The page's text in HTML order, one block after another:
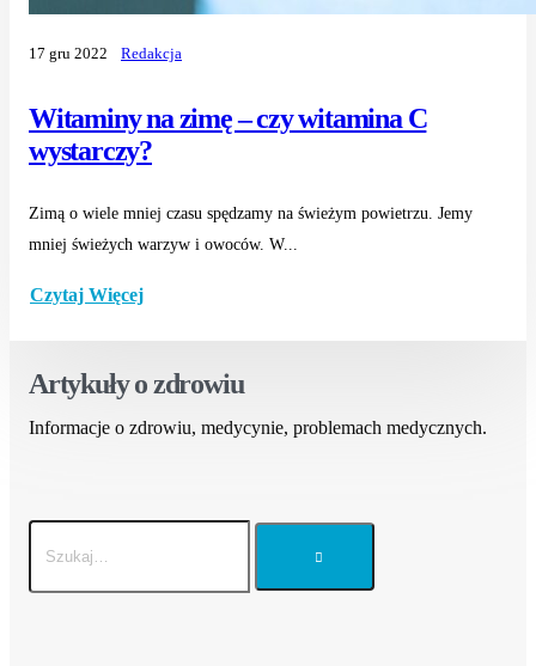
Witaminy na zimę – czy witamina C
wystarczy?
17 gru 2022 Redakcja
Zimą o wiele mniej czasu spędzamy na świeżym powietrzu. Jemy
mniej świeżych warzyw i owoców. W...
Czytaj Więcej
Artykuły o zdrowiu
Informacje o zdrowiu, medycynie, problemach medycznych.